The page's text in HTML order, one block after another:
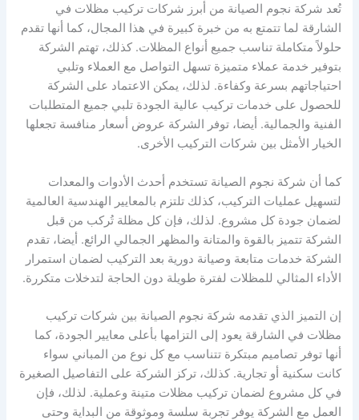
تُعد شركة نجوم الصيانة من أبرز شركات تركيب مظلات في
الشارقة لما تتمتع به من خبرة كبيرة في هذا المجال، كما أنها تقدم
حلولاً متكاملة تناسب جميع أنواع المظلات. كذلك، تهتم الشركة
بتوفير خدمة عملاء متميزة تسهل التواصل مع العملاء وتلبي
احتياجاتهم بسرعة وكفاءة. لذلك، يمكن الاعتماد على الشركة
للحصول على خدمات تركيب عالية الجودة تلبي جميع المتطلبات
الفنية والجمالية. أيضا، توفر الشركة عروض أسعار منافسة تجعلها
الخيار الأمثل بين شركات التركيب الأخرى.
كما أن شركة نجوم الصيانة تستخدم أحدث الأدوات والمعدات
لتسهيل عمليات التركيب، كذلك تلتزم بالمعايير الهندسية العالمية
لضمان جودة كل مشروع. لذلك، فإن كل مظلة تُركب من قبل
الشركة تتميز بالقوة والمتانة والمظهر الجمالي الرائع. أيضا، تقدم
الشركة خدمات متابعة وصيانة دورية بعد التركيب لضمان استمرار
الأداء المثالي للمظلات لفترة طويلة دون الحاجة لتدخلات متكررة.
إن التميز الذي تقدمه شركة نجوم الصيانة بين شركات تركيب
مظلات في الشارقة يعود إلى التزامها بأعلى معايير الجودة، كما
أنها توفر تصاميم مبتكرة تتناسب مع كل نوع من المباني سواء
كانت سكنية أو تجارية. كذلك، تركز الشركة على التفاصيل الصغيرة
في كل مشروع لضمان تركيب مظلات متينة وعملية. لذلك، فإن
العمل مع الشركة يوفر تجربة سلسة وموثوقة من البداية وحتى